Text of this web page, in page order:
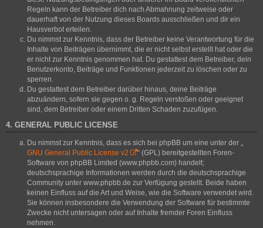
Regeln kann der Betreiber dich nach Abmahnung zeitweise oder
dauerhaft von der Nutzung dieses Boards ausschließen und dir ein
Hausverbot erteilen.
Du nimmst zur Kenntnis, dass der Betreiber keine Verantwortung für die
Inhalte von Beiträgen übernimmt, die er nicht selbst erstellt hat oder die
er nicht zur Kenntnis genommen hat. Du gestattest dem Betreiber, dein
Benutzerkonto, Beiträge und Funktionen jederzeit zu löschen oder zu
sperren.
Du gestattest dem Betreiber darüber hinaus, deine Beiträge
abzuändern, sofern sie gegen o. g. Regeln verstoßen oder geeignet
sind, dem Betreiber oder einem Dritten Schaden zuzufügen.
4. GENERAL PUBLIC LICENSE
Du nimmst zur Kenntnis, dass es sich bei phpBB um eine unter der „
GNU General Public License v2
“ (GPL) bereitgestellten Foren-
Software von phpBB Limited (www.phpbb.com) handelt;
deutschsprachige Informationen werden durch die deutschsprachige
Community unter www.phpbb.de zur Verfügung gestellt. Beide haben
keinen Einfluss auf die Art und Weise, wie die Software verwendet wird.
Sie können insbesondere die Verwendung der Software für bestimmte
Zwecke nicht untersagen oder auf Inhalte fremder Foren Einfluss
nehmen.